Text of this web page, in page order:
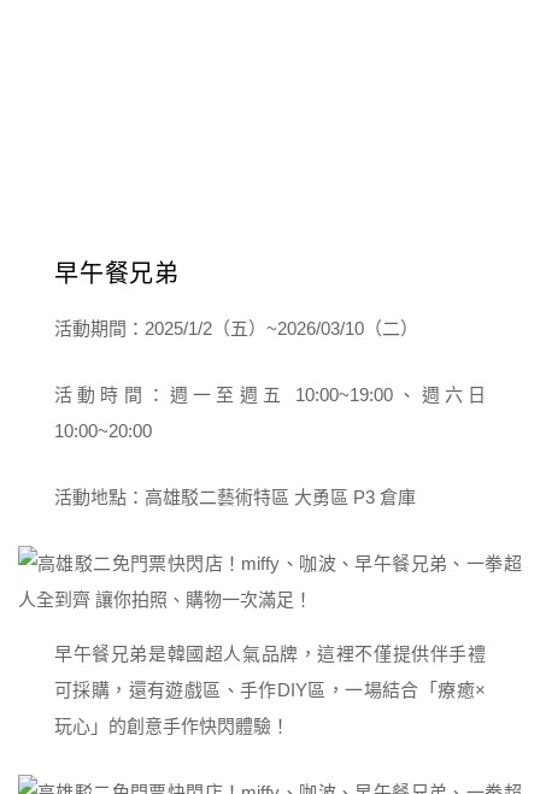
早午餐兄弟
活動期間：2025/1/2（五）~2026/03/10（二）
活動時間：週一至週五 10:00~19:00、週六日
10:00~20:00
活動地點：高雄駁二藝術特區 大勇區 P3 倉庫
早午餐兄弟是韓國超人氣品牌，這裡不僅提供伴手禮
可採購，還有遊戲區、手作DIY區，一場結合「療癒×
玩心」的創意手作快閃體驗！